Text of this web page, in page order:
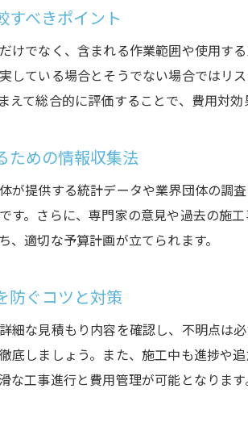
500万円以
低予算解体
解体工事費
解体現場で
安全管理体
ビル解体工
工期短縮を実現
ビル解体工
効率的な解
すべきポイント
けでなく、含まれる作業範囲や使用す
している場合とそうでない場合ではリ
えて総合的に評価することで、費用対効
ための情報収集法
が提供する統計データや業界団体の調
す。さらに、専門家の意見や過去の施
適切な予算計画が立てられます。
防ぐコツと対策
細な見積もり内容を確認し、不明点は
底しましょう。また、施工中も進捗や
な工事進行と費用管理が可能となります